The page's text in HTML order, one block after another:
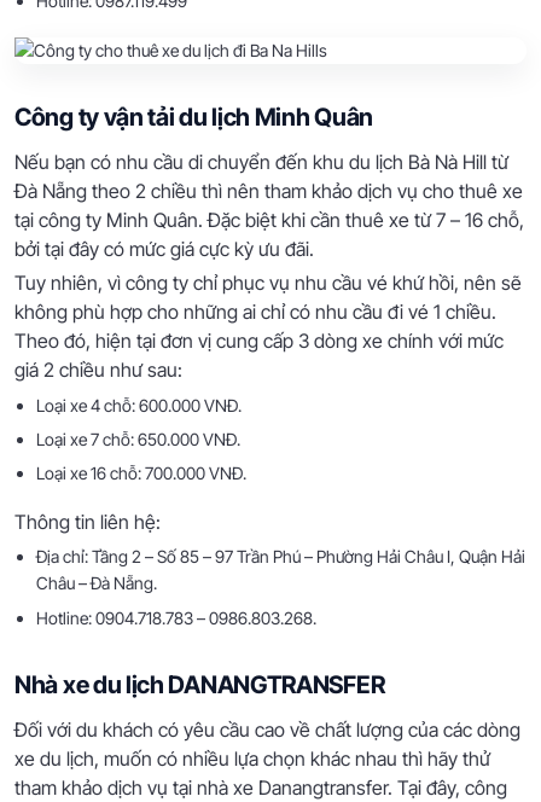
Công ty vận tải du lịch Minh Quân
Nếu bạn có nhu cầu di chuyển đến khu du lịch Bà Nà Hill từ
Đà Nẵng theo 2 chiều thì nên tham khảo dịch vụ cho thuê xe
tại công ty Minh Quân. Đặc biệt khi cần thuê xe từ 7 – 16 chỗ,
bởi tại đây có mức giá cực kỳ ưu đãi.
Tuy nhiên, vì công ty chỉ phục vụ nhu cầu vé khứ hồi, nên sẽ
không phù hợp cho những ai chỉ có nhu cầu đi vé 1 chiều.
Theo đó, hiện tại đơn vị cung cấp 3 dòng xe chính với mức
giá 2 chiều như sau:
Loại xe 4 chỗ: 600.000 VNĐ.
Loại xe 7 chỗ: 650.000 VNĐ.
Loại xe 16 chỗ: 700.000 VNĐ.
Thông tin liên hệ:
Địa chỉ: Tầng 2 – Số 85 – 97 Trần Phú – Phường Hải Châu I, Quận Hải
Châu – Đà Nẵng.
Hotline: 0904.718.783 – 0986.803.268.
Nhà xe du lịch DANANGTRANSFER
Đối với du khách có yêu cầu cao về chất lượng của các dòng
xe du lịch, muốn có nhiều lựa chọn khác nhau thì hãy thử
tham khảo dịch vụ tại nhà xe Danangtransfer. Tại đây, công